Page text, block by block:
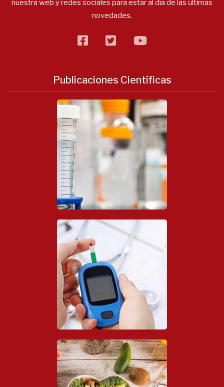
nuestra web y redes sociales para estar al día de las últimas
novedades.
facebooktwitterflickr
Publicaciones Científicas